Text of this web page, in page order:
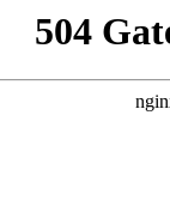
504